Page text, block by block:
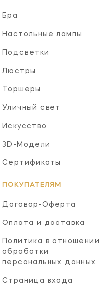
Бра
Настольные лампы
Подсветки
Люстры
Торшеры
Уличный свет
Искусство
3D-Модели
Сертификаты
ПОКУПАТЕЛЯМ
Договор-Оферта
Оплата и доставка
Политика в отношении
обработки
персональных данных
Страница входа